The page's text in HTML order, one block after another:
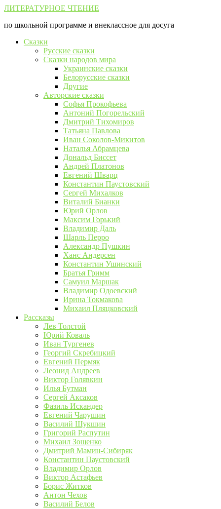
Перейти
контенту
ЛИТЕРАТУРНОЕ ЧТЕНИЕ
по школьной программе и внеклассное для досуга
Сказки
Русские сказки
Сказки народов мира
Украинские сказки
Белорусские сказки
Другие
Авторские сказки
Софья Прокофьева
Антоний Погорельский
Дмитрий Тихомиров
Татьяна Павлова
Иван Соколов-Микитов
Наталья Абрамцева
Дональд Биссет
Андрей Платонов
Евгений Шварц
Константин Паустовский
Сергей Михалков
Виталий Бианки
Юрий Орлов
Максим Горький
Владимир Даль
Шарль Перро
Александр Пушкин
Ханс Андерсен
Константин Ушинский
Братья Гримм
Самуил Маршак
Владимир Одоевский
Ирина Токмакова
Михаил Пляцковский
Рассказы
Лев Толстой
Юрий Коваль
Иван Тургенев
Георгий Скребицкий
Евгений Пермяк
Леонид Андреев
Виктор Голявкин
Илья Бутман
Сергей Аксаков
Фазиль Искандер
Евгений Чарушин
Василий Шукшин
Григорий Распутин
Михаил Зощенко
Дмитрий Мамин-Сибиряк
Константин Паустовский
Владимир Орлов
Виктор Астафьев
Борис Житков
Антон Чехов
Василий Белов